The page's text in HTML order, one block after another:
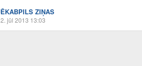
ZIŅAS
jūl 2013 13:03